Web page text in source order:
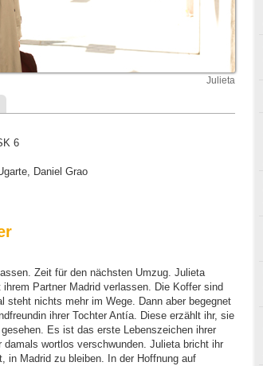
Julieta
6
Daniel Grao
Zeit für den nächsten Umzug. Julieta
Partner Madrid verlassen. Die Koffer sind
steht nichts mehr im Wege. Dann aber begegnet
ihrer Tochter Antía. Diese erzählt ihr, sie
Es ist das erste Lebenszeichen ihrer
wortlos verschwunden. Julieta bricht ihr
in Madrid zu bleiben. In der Hoffnung auf